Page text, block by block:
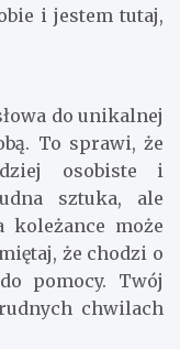
i jestem tutaj,
do unikalnej
To sprawi, że
osobiste i
sztuka, ale
koleżance może
że chodzi o
pomocy. Twój
chwilach